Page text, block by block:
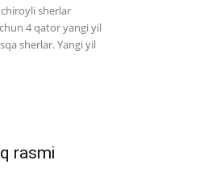
sherlar
4 qator yangi yil
sherlar. Yangi yil
rasmi